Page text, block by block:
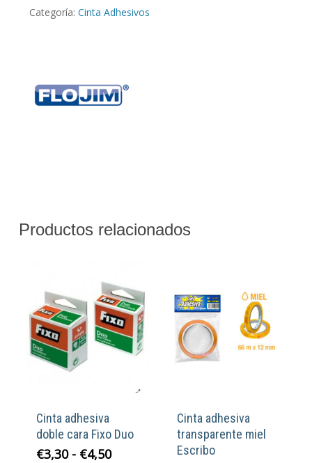
Categoría: Cinta Adhesivos
Productos relacionados
Cinta adhesiva
doble cara Fixo Duo
€3,30 - €4,50Rango
Cinta adhesiva
transparente miel
Escribo